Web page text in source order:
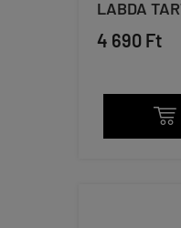
LABDA
4 690 Ft
